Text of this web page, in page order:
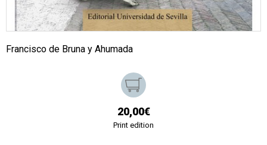
Francisco de Bruna y Ahumada
20,00€
Print edition